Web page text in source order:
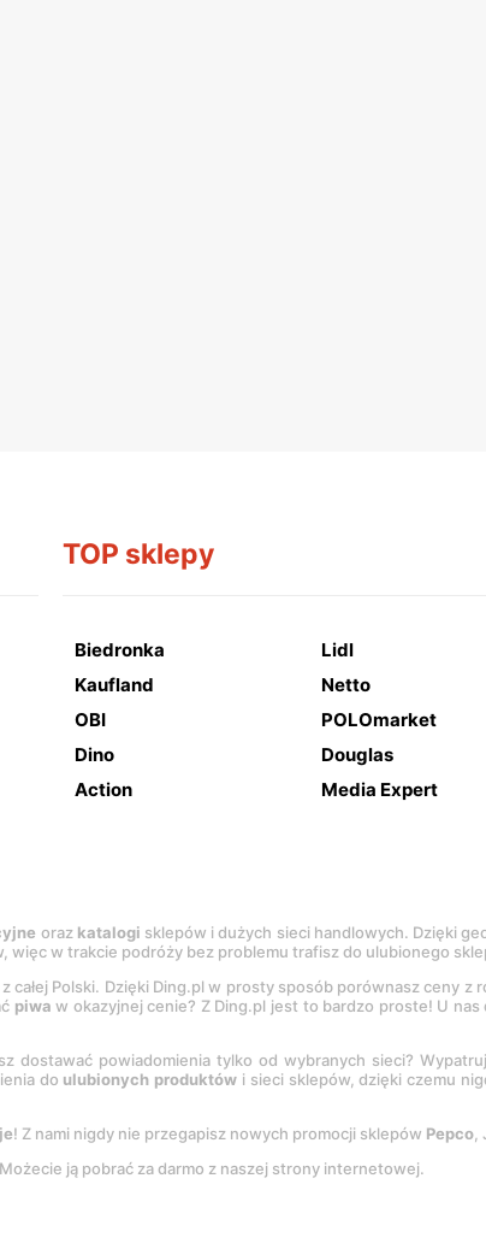
TOP sklepy
Biedronka Lidl
Kaufland
Netto
OBI
POLOmarket
Dino
Douglas
Action
Media Expert
oraz katalogi sklepów i dużych sieci handlowych. Dzięki
w trakcie podróży bez problemu trafisz do ulubionego
z całej Polski. Dzięki Ding.pl w prosty sposób porównasz ceny z
piwa w okazyjnej cenie? Z Ding.pl jest to bardzo proste! U
dostawać powiadomienia tylko od wybranych sieci?
do ulubionych produktów i sieci sklepów, dzięki czemu
! Z nami nigdy nie przegapisz nowych promocji sklepów Pepco,
ją pobrać za darmo z naszej strony internetowej.